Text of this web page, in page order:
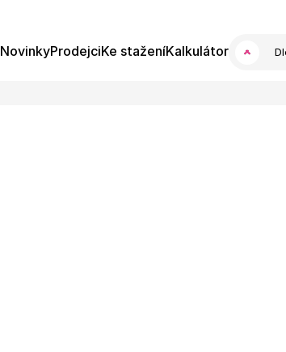
NovinkyProdejciKe staženíKalkulátor